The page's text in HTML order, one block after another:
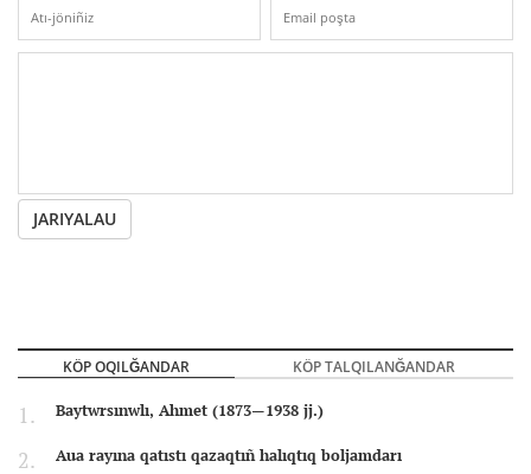
JARIYALAU
KÖP OQILĞANDAR KÖP TALQILANĞANDAR
Baytwrsınwlı, Ahmet (1873—1938 jj.)
Aua rayına qatıstı qazaqtıñ halıqtıq boljamdarı